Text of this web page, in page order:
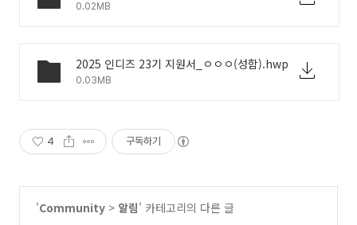
0.02MB
2025 인디즈 23기 지원서_ㅇㅇㅇ(성함).hwp
0.03MB
4 구독하기
'Community > 알림' 카테고리의 다른 글